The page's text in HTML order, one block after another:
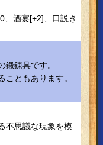
、酒宴[+2]、口説き
鍛錬具です。
こともあります。
不思議な現象を模